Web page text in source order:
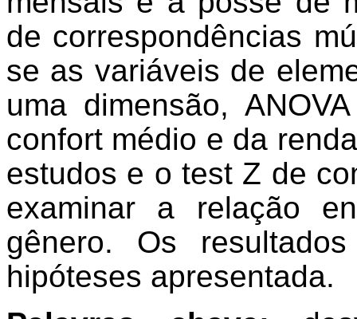
de correspondências
se as variáveis de
uma dimensão,
confort médio e da
estudos e o test Z de
examinar a relação
gênero. Os
hipóteses apresentada.